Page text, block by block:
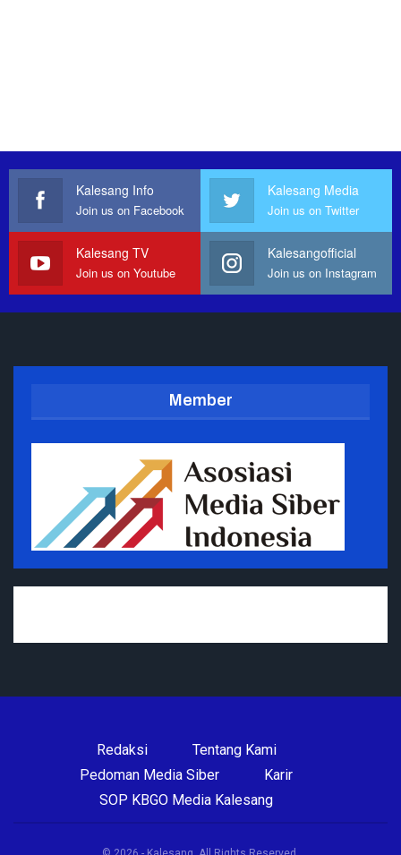
Kalesang Info
Join us on Facebook
Kalesang Media
Join us on Twitter
Kalesang TV
Join us on Youtube
Kalesangofficial
Join us on Instagram
Member
Redaksi
Tentang Kami
Pedoman Media Siber
Karir
SOP KBGO Media Kalesang